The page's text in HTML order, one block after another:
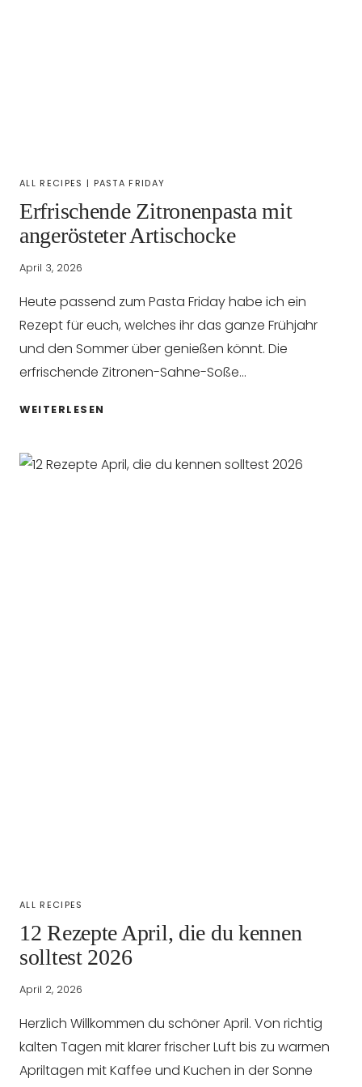
ALL RECIPES | PASTA FRIDAY
Erfrischende Zitronenpasta mit
angerösteter Artischocke
April 3, 2026
Heute passend zum Pasta Friday habe ich ein
Rezept für euch, welches ihr das ganze Frühjahr
und den Sommer über genießen könnt. Die
erfrischende Zitronen-Sahne-Soße…
WEITERLESEN
ANGERÖSTETER
ALL RECIPES
12 Rezepte April, die du kennen
solltest 2026
April 2, 2026
Herzlich Willkommen du schöner April. Von richtig
kalten Tagen mit klarer frischer Luft bis zu warmen
Apriltagen mit Kaffee und Kuchen in der Sonne